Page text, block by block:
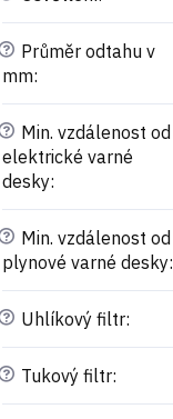
? Průměr odtahu v
mm:
? Min. vzdálenost od
elektrické varné
desky:
? Min. vzdálenost od
plynové varné desky:
? Uhlíkový filtr:
? Tukový filtr: